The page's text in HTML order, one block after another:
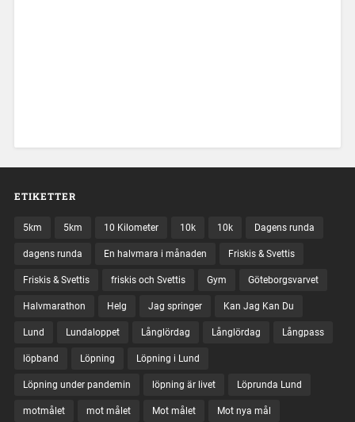
ETIKETTER
5km 5km 10 Kilometer 10k 10k Dagens runda
dagens runda En halvmara i månaden Friskis & Svettis
Friskis & Svettis friskis och Svettis Gym Göteborgsvarvet
Halvmarathon Helg Jag springer Kan Jag Kan Du
Lund Lundaloppet Långlördag Långlördag Långpass
löpband Löpning Löpning i Lund
Löpning under pandemin löpning är livet Löprunda Lund
motmålet mot målet Mot målet Mot nya mål